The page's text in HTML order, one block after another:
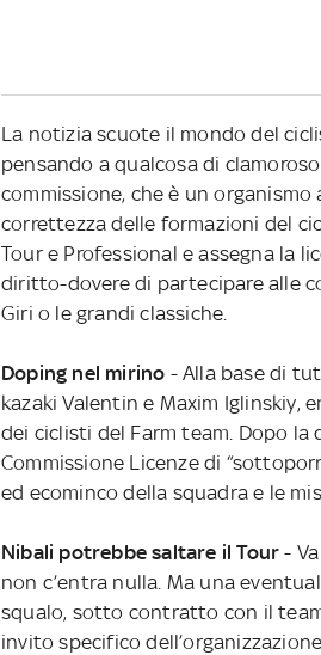
La notizia scuote il mondo del
pensando a qualcosa di
commissione, che è un
correttezza delle formazioni del
Tour e Professional e assegna la
diritto-dovere di partecipare alle
Giri o le grandi classiche.
Doping nel mirino - Alla base di
kazaki Valentin e Maxim
dei ciclisti del Farm team. Dopo
Commissione Licenze di
ed ecominco della squadra e le
Nibali potrebbe saltare il Tour-
non c’entra nulla. Ma una
squalo, sotto contratto con il
invito specifico